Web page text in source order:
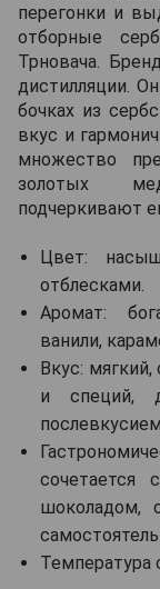
перегонки и
отборные
Трновача.
дистилляции.
бочках из
вкус и
множество
золотых
подчеркивают
Цвет:
отблесками.
Аромат:
ванили,
Вкус:
и специй,
послевкусием.
шоколадом,
Температура